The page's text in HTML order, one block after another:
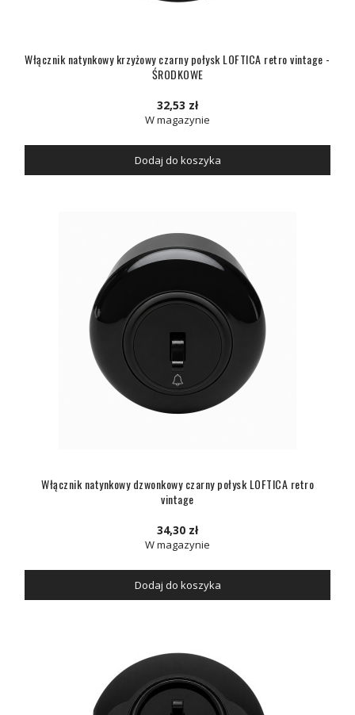
Włącznik natynkowy krzyżowy czarny połysk LOFTICA retro vintage -
ŚRODKOWE
32,53 zł
W magazynie
Dodaj do koszyka
Włącznik natynkowy dzwonkowy czarny połysk LOFTICA retro
vintage
34,30 zł
W magazynie
Dodaj do koszyka